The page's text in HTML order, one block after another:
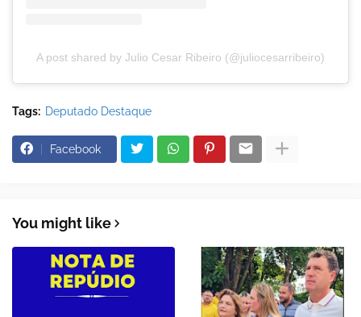
A post shared by Julio Cesar Ribeiro (@juliocesarribeiro)
Tags: Deputado Destaque
Facebook
You might like